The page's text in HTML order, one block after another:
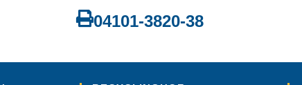
04101-3820-38